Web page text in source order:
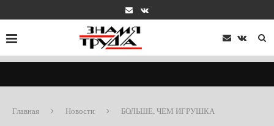
Главная Новости БОЛЬШЕ, ЧЕМ ИГРУШКА